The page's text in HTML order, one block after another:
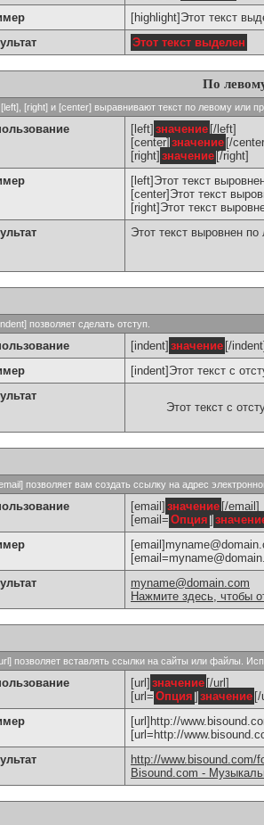
[highlight]Этот текст
Этот текст выделен
По
[left], [right] и [center] выравнивают текст по левому или
[left] значение [/left]
[center] значение [/
[right] значение [/right]
[left]Этот текст
[center]Этот текст
[right]Этот текст
Этот текст выровнен
позволяет сделать отступ.
[indent] значение [/indent]
[indent]Этот текст с
Этот текст с
позволяет вам создать ссылку на адрес
[email] значение [/email]
[email= Опция ]
myname@domain.com
Нажмите здесь, чтобы
позволяет вставлять ссылки на сайты или файлы.
[url] значение [/url]
[url= Опция ] значение [/
[url]http://
[url=http://
http://www.bisound.com/
Bisound.com -